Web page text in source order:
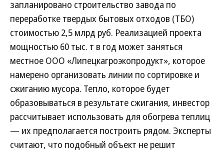
запланировано строительство завода по
переработке твердых бытовых отходов (ТБО)
стоимостью 2,5 млрд руб. Реализацией проекта
мощностью 60 тыс. т в год может заняться
местное ООО «Липецкагроэкопродукт», которое
намерено организовать линии по сортировке и
сжиганию мусора. Тепло, которое будет
образовываться в результате сжигания, инвестор
рассчитывает использовать для обогрева теплиц
— их предполагается построить рядом. Эксперты
считают, что подобный объект не решит